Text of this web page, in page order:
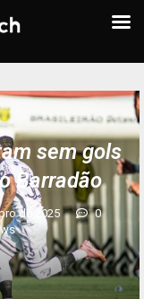
sem gols
Barradão
de 2025
0